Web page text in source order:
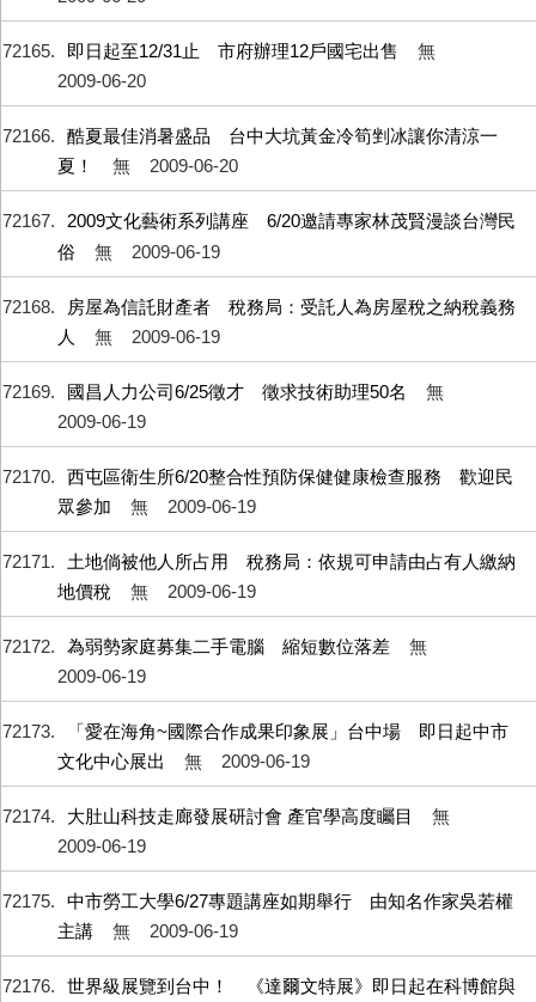
72165 即日起至12/31止 市府辦理12戶國宅出售
無
2009-06-20
72166
酷夏最佳消暑盛品 台中大坑黃金冷筍剉冰讓你清涼一
夏！
無 2009-06-20
72167
2009文化藝術系列講座 6/20邀請專家林茂賢漫談台灣民
俗
無 2009-06-19
72168
房屋為信託財產者 稅務局：受託人為房屋稅之納稅義務
人
無 2009-06-19
72169 國昌人力公司6/25徵才 徵求技術助理50名
無
2009-06-19
72170
西屯區衛生所6/20整合性預防保健健康檢查服務 歡迎民
眾參加
無 2009-06-19
72171
土地倘被他人所占用 稅務局：依規可申請由占有人繳納
地價稅
無 2009-06-19
72172 為弱勢家庭募集二手電腦 縮短數位落差
無
2009-06-19
72173
「愛在海角~國際合作成果印象展」台中場 即日起中市
文化中心展出
無 2009-06-19
72174 大肚山科技走廊發展研討會 產官學高度矚目
無
2009-06-19
72175
中市勞工大學6/27專題講座如期舉行 由知名作家吳若權
主講
無 2009-06-19
72176 世界級展覽到台中！ 《達爾文特展》即日起在科博館與